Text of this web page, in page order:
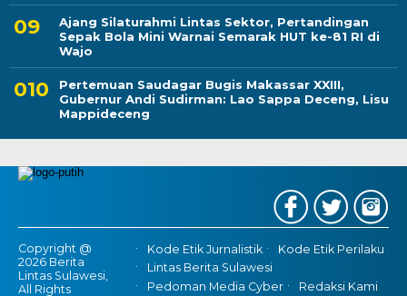
Ajang Silaturahmi Lintas Sektor, Pertandingan
Sepak Bola Mini Warnai Semarak HUT ke-81 RI di
Wajo
Pertemuan Saudagar Bugis Makassar XXIII,
Gubernur Andi Sudirman: Lao Sappa Deceng, Lisu
Mappideceng
Copyright @
2026 Berita
Lintas Sulawesi,
All Rights
Kode Etik Jurnalistik
Kode Etik Perilaku
Lintas Berita Sulawesi
Pedoman Media Cyber
Redaksi Kami